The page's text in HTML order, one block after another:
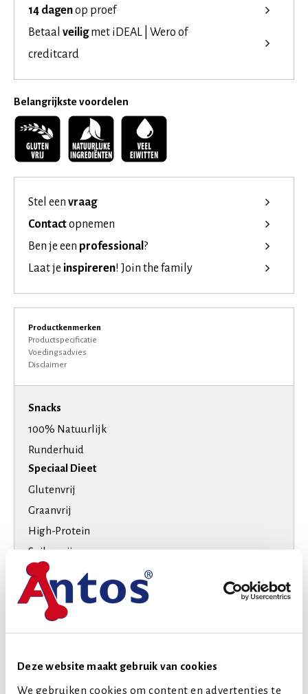
Deze website maakt gebruik van cookies
We gebruiken cookies om content en advertenties te
14 dagenop proef
Betaal veiligmet iDEAL | Wero of
creditcard
Belangrijkste voordelen
Stel een vraag
Contactopnemen
Ben je een professional ?
Laat je inspireren! Join the family
Productkenmerken
Productspecificatie
Voedingsadvies
Disclaimer
Snacks
100% Natuurlijk
Runderhuid
Speciaal Dieet
Glutenvrij
Graanvrij
High-Protein
Suikervrij
Smaak
Rund
Hondenras